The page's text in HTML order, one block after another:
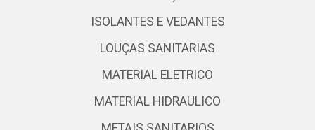
ISOLANTES E VEDANTES
LOUÇAS SANITARIAS
MATERIAL ELETRICO
MATERIAL HIDRAULICO